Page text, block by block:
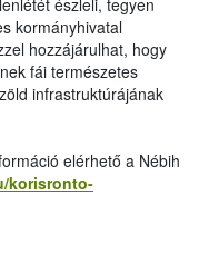
észleli, tegyen
kormányhivatal
hozzájárulhat, hogy
fái természetes
infrastruktúrájának
elérhető a Nébih
korisronto-